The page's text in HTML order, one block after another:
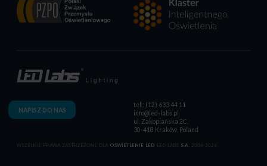
NAPISZ DO NAS
tel.: (12) 633 44 11
info@led-labs.pl
ul. Zakopiańska 2C,
30-418 Kraków, Poland
WSZELKIE PRAWA ZASTRZEŻONE DLA OŚWIETLENIE LED LED LABS S.A. 2006-2026